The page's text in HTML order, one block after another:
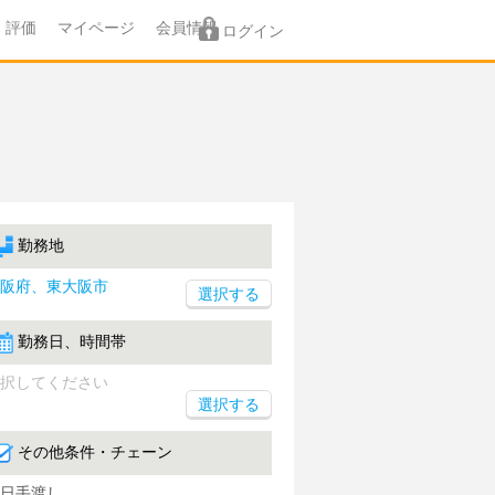
評価 マイページ 会員情報 ログイン
勤務地
府、東大阪市
勤務日、時間帯
してください
選択する
その他条件・チェーン